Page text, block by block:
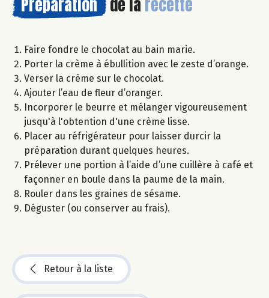
Préparation de la recette
Faire fondre le chocolat au bain marie.
Porter la crème à ébullition avec le zeste d’orange.
Verser la crème sur le chocolat.
Ajouter l’eau de fleur d’oranger.
Incorporer le beurre et mélanger vigoureusement
jusqu'à l'obtention d'une crème lisse.
Placer au réfrigérateur pour laisser durcir la
préparation durant quelques heures.
Prélever une portion à l’aide d’une cuillère à café et
façonner en boule dans la paume de la main.
Rouler dans les graines de sésame.
Déguster (ou conserver au frais).
Retour à la liste